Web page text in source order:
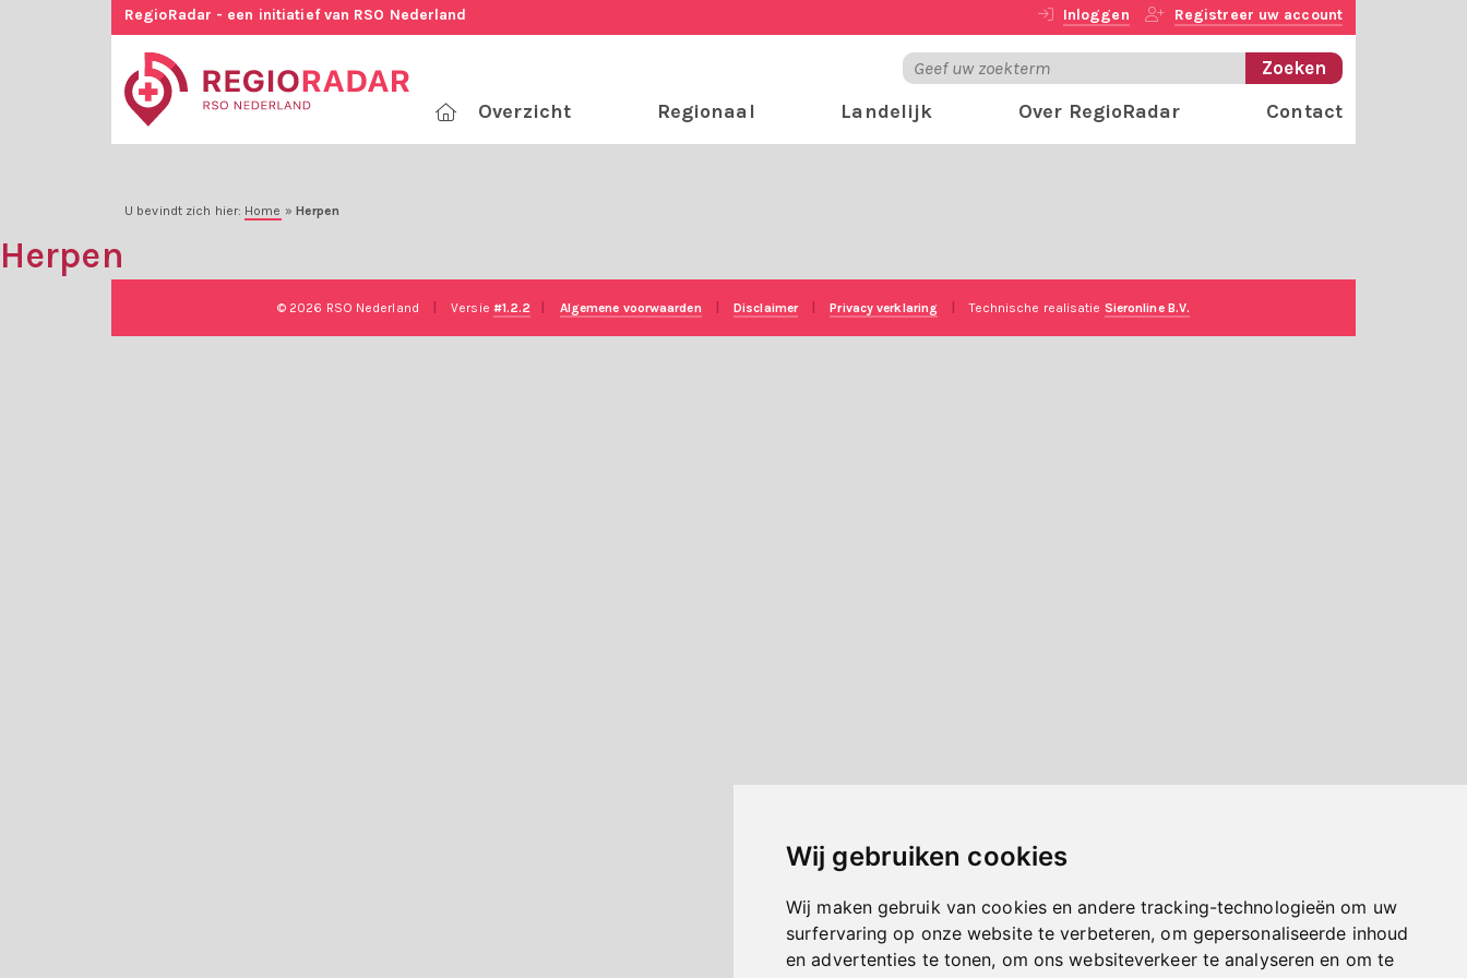
Wij gebruiken cookies
Wij maken gebruik van cookies en andere tracking-technologieën om uw
surfervaring op onze website te verbeteren, om gepersonaliseerde inhoud
en advertenties te tonen, om ons websiteverkeer te analyseren en om te
RegioRadar - een initiatief van RSO Nederland Inloggen Registreer uw account
Overzicht Regionaal Landelijk Over RegioRadar Contact
U bevindt zich hier: Home » Herpen
Herpen
© 2026 RSO Nederland Versie #1.2.2 Algemene voorwaarden Disclaimer Privacy verklaring Technische realisatie Sieronline B.V.